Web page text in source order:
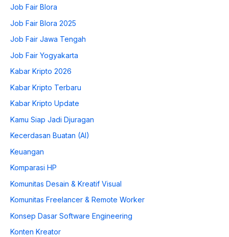
Job Fair Blora
Job Fair Blora 2025
Job Fair Jawa Tengah
Job Fair Yogyakarta
Kabar Kripto 2026
Kabar Kripto Terbaru
Kabar Kripto Update
Kamu Siap Jadi Djuragan
Kecerdasan Buatan (AI)
Keuangan
Komparasi HP
Komunitas Desain & Kreatif Visual
Komunitas Freelancer & Remote Worker
Konsep Dasar Software Engineering
Konten Kreator